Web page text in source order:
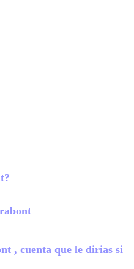
, cuenta que le dirias si